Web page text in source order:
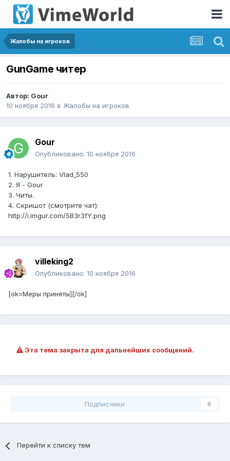
Жалобы на игроков
GunGame читер
Автор: Gour
10 ноября 2016 в Жалобы на игроков
Gour
Опубликовано: 10 ноября 2016
1. Нарушитель: Vlad_550
2. Я - Gour
3. Читы.
4. Скришот (смотрите чат):
http://i.imgur.com/5B3r3fY.png
villeking2
Опубликовано: 10 ноября 2016
[ok=Меры приняты][/ok]
Эта тема закрыта для дальнейших сообщений.
Подписчики 0
Перейти к списку тем